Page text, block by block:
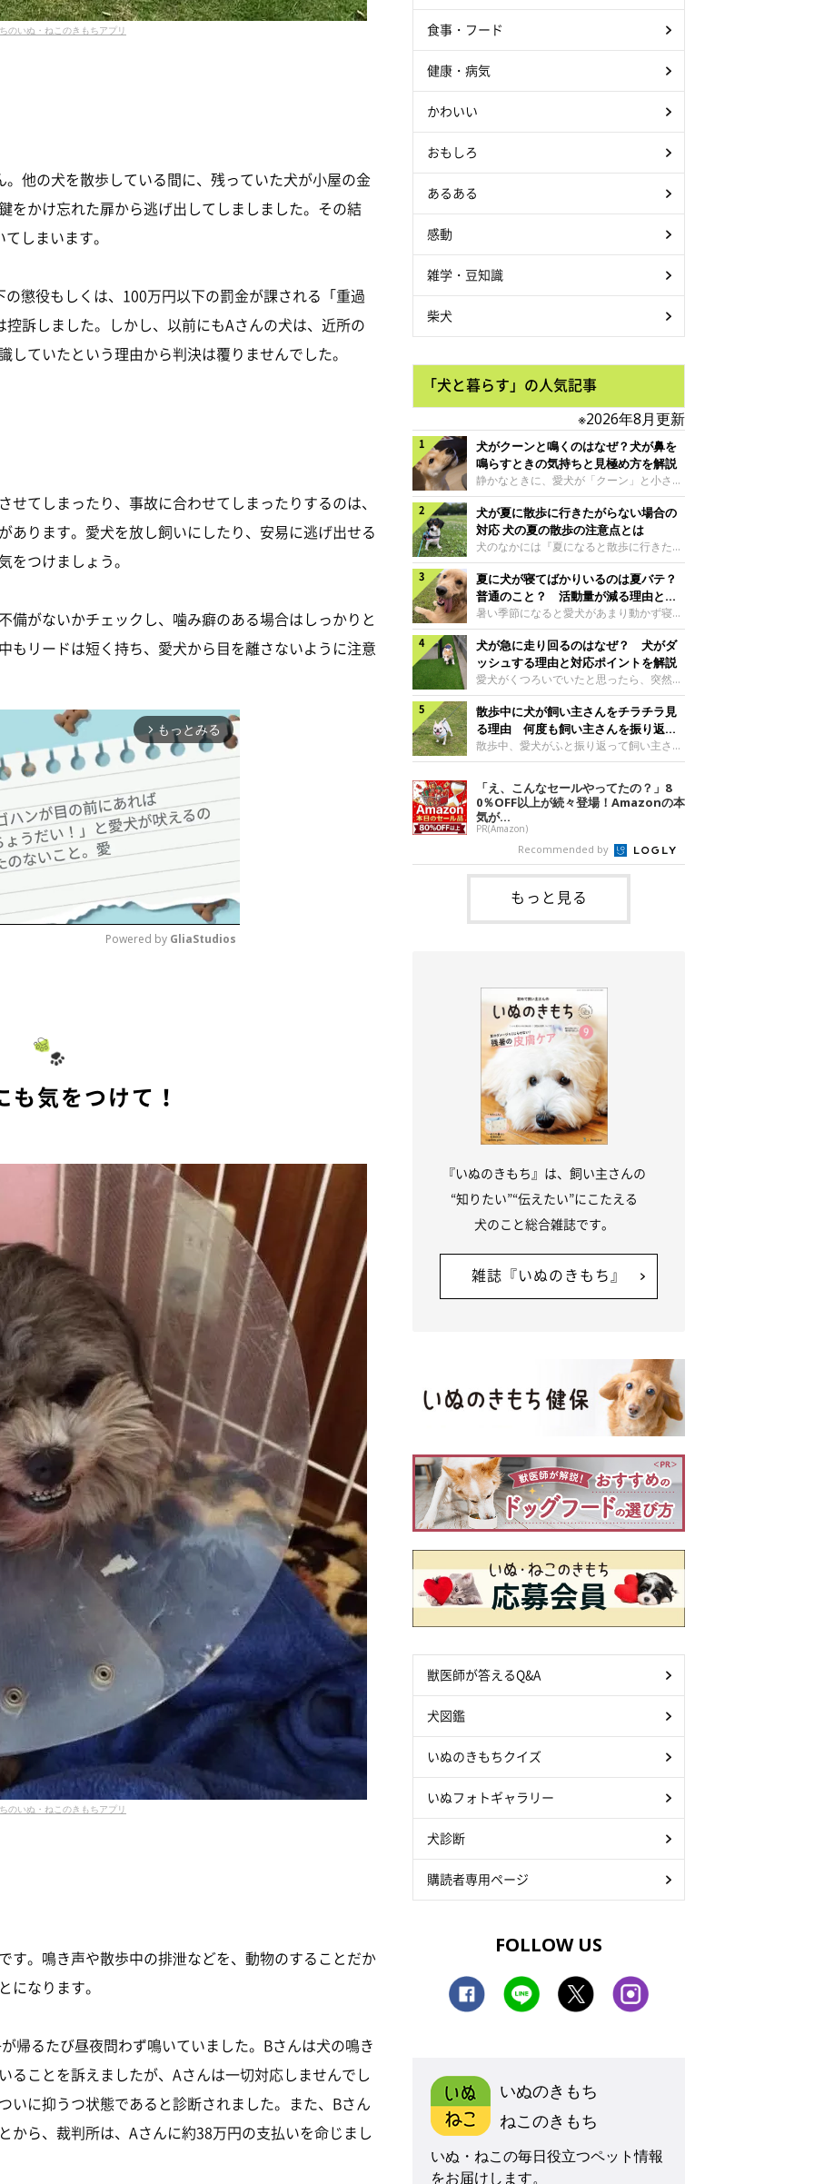
のいぬ・ねこのきもちアプリ
他の犬を散歩している間に、残っていた犬が小屋の金
をかけ忘れた扉から逃げ出してしましました。その結
しまいます。
懲役もしくは、100万円以下の罰金が課される「重過
訴しました。しかし、以前にもAさんの犬は、近所の
ていたという理由から判決は覆りませんでした。
てしまったり、事故に合わせてしまったりするのは、
あります。愛犬を放し飼いにしたり、安易に逃げ出せる
つけましょう。
備がないかチェックし、噛み癖のある場合はしっかりと
もリードは短く持ち、愛犬から目を離さないように注意
arrow_forward_ios もっとみる
Powered by GliaStudios
も気をつけて！
のいぬ・ねこのきもちアプリ
す。鳴き声や散歩中の排泄などを、動物のすることだか
になります。
帰るたび昼夜問わず鳴いていました。Bさんは犬の鳴き
ることを訴えましたが、Aさんは一切対応しませんでし
いに抑うつ状態であると診断されました。また、Bさん
から、裁判所は、Aさんに約38万円の支払いを命じまし
食事・フード
健康・病気
かわいい
おもしろ
あるある
感動
雑学・豆知識
柴犬
「犬と暮らす」の人気記事
※2026年8月更新
犬がクーンと鳴くのはなぜ？犬が鼻を
鳴らすときの気持ちと見極め方を解説
静かなときに、愛犬が「クーン」と小さく
鳴いたり、鼻を鳴らすような音を出したり
することはありませんか？ 大きく吠える
わけではない分、「不安なの？それとも何
かお願いしているの？」と気になる飼い主
さんもいるかもしれません。今回は、犬が
クーンと鳴く理由や鼻鳴らしの背景、見極
め方と対応のポイントなどについて、いぬ
のきもち獣医師相談室の原 駿太朗先生に
伺いました。クーンと鳴くのはどんな気持
ち？いぬのきもち投稿写真ギャラリー犬が
クーンと小さく鳴くときは、何らかの感情
を伝えようとしている場合があると考えら
れています。大
犬が夏に散歩に行きたがらない場合の
対応 犬の夏の散歩の注意点とは
犬のなかには『夏になると散歩に行きたが
らない、歩かなくなる』『暑い季節は散歩
の気配を察すると涼しい部屋から出ようと
しない』など散歩に行きたがらないコもい
るようです。愛犬の運動をさせてあげたい
のに、散歩に行きたがらない。このような
場合はどう対応すればよいのでしょうか？
「愛犬が夏に散歩に行きたがらない場合の
対応」について、いぬのきもち獣医師相談
室の白山さとこ先生に聞きました。Q.夏に
犬の散歩に行くときの注意点は？ いぬの
きもち投稿写真ギャラリーーー夏に愛犬と
散歩に行くときは、どのようなことに注意
をするとよい
夏に犬が寝てばかりいるのは夏バテ？
普通のこと？ 活動量が減る理由と対
策とは
暑い季節になると愛犬があまり動かず寝て
ばかりだと感じる飼い主さんはいません
か？その様子に、愛犬が夏バテで疲れてい
るのか、元気がないのかなど不安に感じる
方もいるのではないかと思います。 で
は、犬が寝てばかりいるときに対処が必要
かを見極める方法はあるのでしょうか？
「犬の活動量が夏に減る理由と対策」につ
いて、いぬのきもち獣医師相談室の山口み
き先生に話を聞きました。Q. 夏に犬の活
真ギャラリーーー夏に愛犬の活動量が減る
と感じる飼い主さんもいるようです。理由
としてどのようなこ
犬が急に走り回るのはなぜ？ 犬がダ
ッシュする理由と対応ポイントを解説
愛犬がくつろいでいたと思ったら、突然部
屋の中を走り回り始める――そんな様子に
驚いたことはありませんか？ 急な動きに
「何が起きているの？」と戸惑う飼い主さ
んも多いでしょう。落ち着いていたはずな
のに、急にスイッチが入ったように見える
が急に走り回る理由や見極め方などについ
て、いぬのきもち獣医師相談室の岡本りさ
先生に伺いました。犬が急に走り回るのは
よくある行動？いぬのきもち投稿写真ギャ
ラリー犬が突然走り回る行動は、必ずしも
珍しいものではないと考えられています。
体にたまったエ
散歩中に犬が飼い主さんをチラチラ見
る理由 何度も飼い主さんを振り返る
のはなぜ？
散歩中、愛犬がふと振り返って飼い主さん
の様子を確認する…そんな場面に心当たり
はありませんか？ 何度もチラチラ見られ
ると、「何か気になることがあるの？」
「ちゃんと歩けているかな」と不安になる
ことがあるかもしれません。愛犬が歩きな
がら飼い主さんを振り返るしぐさには、ど
んな気持ちが隠れているのでしょうか。今
回は、犬が散歩中に飼い主さんを確認する
理由や注意すべきサインの見極めかた、対
応のポイントなどについて、いぬのきもち
獣医師相談室の原 駿太朗先生に伺いまし
「え、こんなセールやってたの？」8
0％OFF以上が続々登場！Amazonの本
気が...
PR(Amazon)
Recommended by
もっと見る
『いぬのきもち』は、飼い主さんの
“知りたい”“伝えたい”にこたえる
犬のこと総合雑誌です。
雑誌『いぬのきもち』
獣医師が答えるQ&A
犬図鑑
いぬのきもちクイズ
いぬフォトギャラリー
犬診断
購読者専用ページ
FOLLOW US
いぬのきもち
ねこのきもち
いぬ・ねこの毎日役立つペット情報
をお届けします。